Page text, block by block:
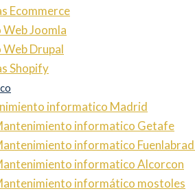
Ecommerce
Web Joomla
Web Drupal
Shopify
informatico Madrid
informatico Getafe
informatico
informatico Alcorcon
informático mostoles